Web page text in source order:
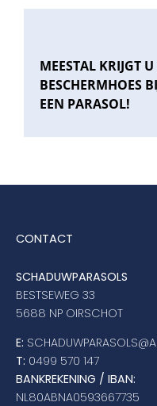
MEESTAL KRIJGT
BESCHERMHOES
EEN PARASOL!
CONTACT
SCHADUWPARASOLS
BESTSEWEG 33
5688 NP OIRSCHOT
E:
T: 0499 570 147
BANKREKENING / IBAN:
NL80ABNA0593667735